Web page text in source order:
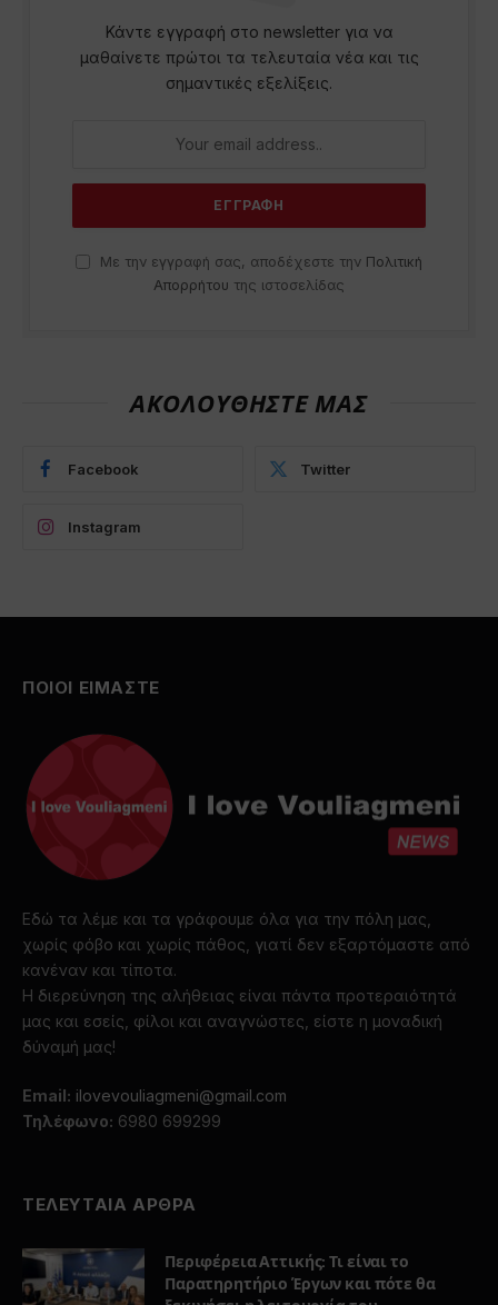
Κάντε εγγραφή στο newsletter για να
μαθαίνετε πρώτοι τα τελευταία νέα και τις
σημαντικές εξελίξεις.
Με την εγγραφή σας, αποδέχεστε την Πολιτική
Απορρήτου της ιστοσελίδας
ΑΚΟΛΟΥΘΗΣΤΕ ΜΑΣ
Facebook Twitter
Instagram
ΠΟΙΟΙ ΕΙΜΑΣΤΕ
Εδώ τα λέμε και τα γράφουμε όλα για την πόλη μας,
χωρίς φόβο και χωρίς πάθος, γιατί δεν εξαρτόμαστε από
κανέναν και τίποτα.
Η διερεύνηση της αλήθειας είναι πάντα προτεραιότητά
μας και εσείς, φίλοι και αναγνώστες, είστε η μοναδική
δύναμή μας!
Email: ilovevouliagmeni@gmail.com
Τηλέφωνο: 6980 699299
ΤΕΛΕΥΤΑΙΑ ΑΡΘΡΑ
Περιφέρεια Αττικής: Τι είναι το
Παρατηρητήριο Έργων και πότε θα